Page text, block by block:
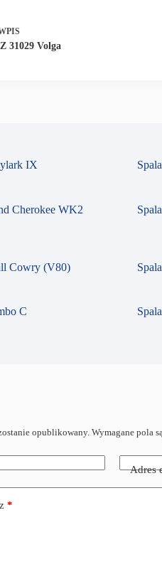
31029 Volga
IX
Cherokee WK2
Cowry (V80)
C
opublikowany. Wymagane pola
Adres
*